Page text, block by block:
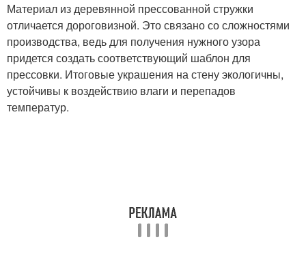
Материал из деревянной прессованной стружки
отличается дороговизной. Это связано со сложностями
производства, ведь для получения нужного узора
придется создать соответствующий шаблон для
прессовки. Итоговые украшения на стену экологичны,
устойчивы к воздействию влаги и перепадов
температур.